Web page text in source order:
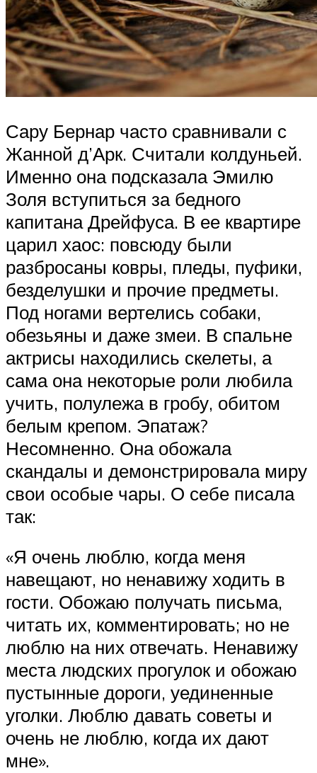
Сару Бернар часто сравнивали с
Жанной д’Арк. Считали колдуньей.
Именно она подсказала Эмилю
Золя вступиться за бедного
капитана Дрейфуса. В ее квартире
царил хаос: повсюду были
разбросаны ковры, пледы, пуфики,
безделушки и прочие предметы.
Под ногами вертелись собаки,
обезьяны и даже змеи. В спальне
актрисы находились скелеты, а
сама она некоторые роли любила
учить, полулежа в гробу, обитом
белым крепом. Эпатаж?
Несомненно. Она обожала
скандалы и демонстрировала миру
свои особые чары. О себе писала
так:
«Я очень люблю, когда меня
навещают, но ненавижу ходить в
гости. Обожаю получать письма,
читать их, комментировать; но не
люблю на них отвечать. Ненавижу
места людских прогулок и обожаю
пустынные дороги, уединенные
уголки. Люблю давать советы и
очень не люблю, когда их дают
мне».